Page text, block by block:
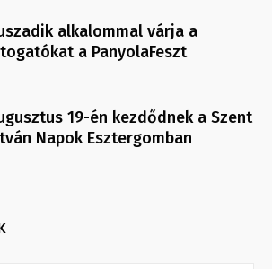
alkalommal várja a
a PanyolaFeszt
19-én kezdődnek a Szent
Napok Esztergomban